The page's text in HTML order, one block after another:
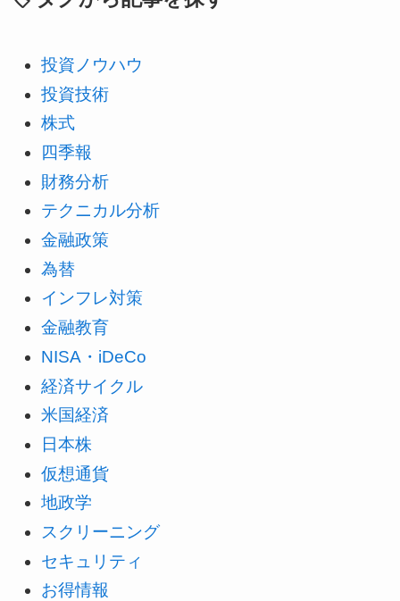
投資ノウハウ
投資技術
株式
四季報
財務分析
テクニカル分析
金融政策
為替
インフレ対策
金融教育
NISA・iDeCo
経済サイクル
米国経済
日本株
仮想通貨
地政学
スクリーニング
セキュリティ
お得情報